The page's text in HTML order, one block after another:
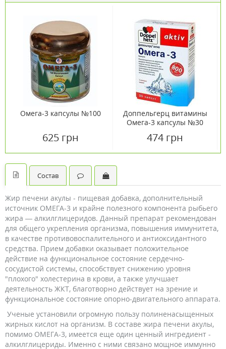
Омега-3 капсулы №100
625 грн
Доппельгерц витамины
Омега-3 капсулы №30
474 грн
Состав
Жир печени акулы - пищевая добавка, дополнительный
источник ОМЕГА-3 и крайне полезного компонента рыбьего
жира — алкилглицеридов. Данный препарат рекомендован
для общего укрепления организма, повышения иммунитета,
в качестве противовоспалительного и антиоксидантного
средства. Прием добавки оказывает положительное
действие на функциональное состояние сердечно-
сосудистой системы, способствует снижению уровня
"плохого" холестерина в крови, а также улучшает
деятельность ЖКТ, благотворно действует на зрение и
функциональное состояние опорно-двигательного аппарата.
Ученые установили огромную пользу полиненасыщенных
жирных кислот на организм. В составе жира печени акулы,
помимо ОМЕГА-3, имеется еще один ценный ингредиент -
алкилглицериды. Именно с ними связано мощное иммунно